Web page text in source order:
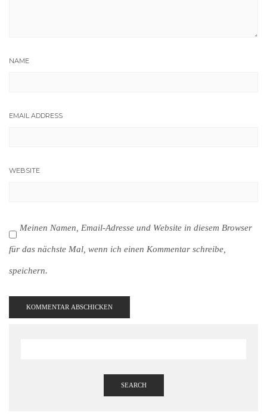
NAME
EMAIL ADDRESS
WEBSITE
Meinen Namen, Email-Adresse und Website in diesem Browser
für das nächste Mal, wenn ich einen Kommentar schreibe,
speichern.
SEARCH